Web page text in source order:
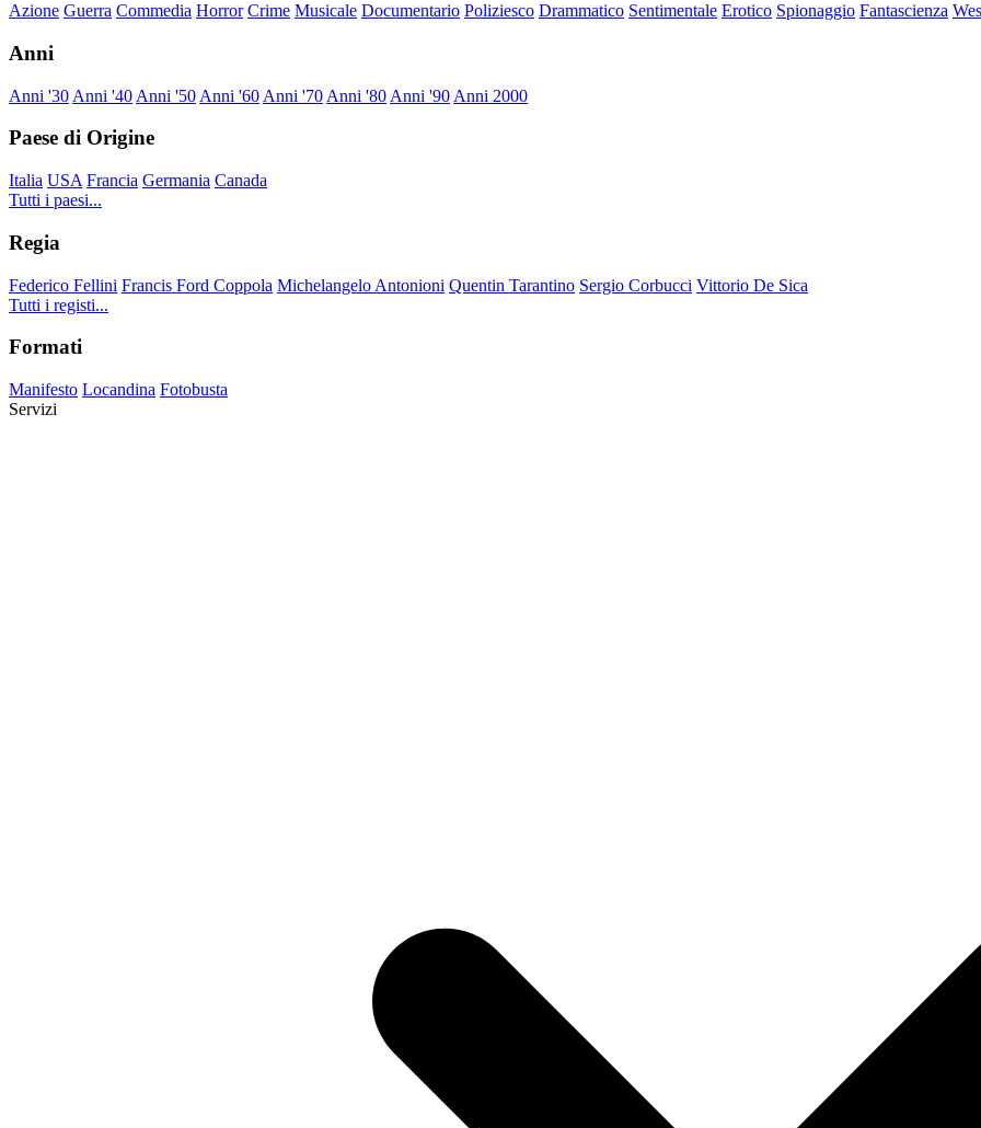
Azione Guerra Commedia Horror Crime Musicale Documentario Poliziesco Drammatico Sentimentale Erotico Spionaggio Fantascienza
Anni
Anni '30 Anni '40 Anni '50 Anni '60 Anni '70 Anni '80 Anni '90 Anni 2000
Paese di Origine
Italia USA Francia Germania Canada
Tutti i paesi...
Regia
Federico Fellini Francis Ford Coppola Michelangelo Antonioni Quentin Tarantino Sergio Corbucci Vittorio De Sica
Tutti i registi...
Formati
Manifesto Locandina Fotobusta
Servizi